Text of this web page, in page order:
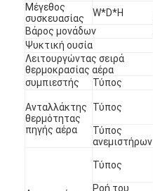
Μέγεθος
συσκευασίας
W*D*H
Βάρος μονάδων
Ψυκτική ουσία
Λειτουργώντας σειρά
θερμοκρασίας αέρα
συμπιεστής
Τύπος
Ανταλλάκτης
θερμότητας
πηγής αέρα
Τύπος
Τύπος
ανεμιστήρων
Τύπος
Ροή του